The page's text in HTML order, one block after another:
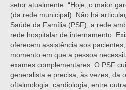
setor atualmente. “Hoje, o maior
(da rede municipal). Não há
Saúde da Família (PSF), a rede
rede hospitalar de internamento.
oferecem assistência aos
momento em que a pessoa
exames complementares. O PSF
generalista e precisa, às vezes, da
oftalmologia, cardiologia, entre